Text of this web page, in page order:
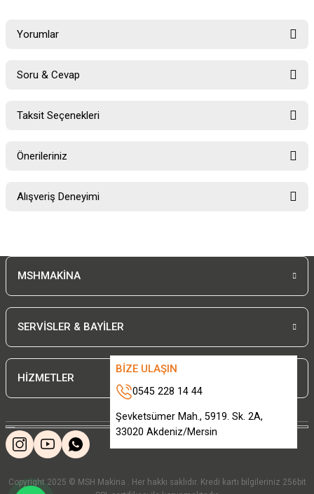
Yorumlar
Soru & Cevap
Taksit Seçenekleri
Önerileriniz
yetersiz gördüğünüz noktaları öneri formunu kullanarak tarafımıza
Ürün fiyatı diğer sitelerden daha pahalı.
Gönder
Alışveriş Deneyimi
Deneyimini Paylaş
MSHMAKİNA
SERVİSLER & BAYİLER
HİZMETLER
BİZE ULAŞIN
0545 228 14 44
Şevketsümer Mah., 5919. Sk. 2A,
33020 Akdeniz/Mersin
Copyright 2025 © MSH Makina . Her hakkı saklıdır. Kredi kartı bilgileriniz 256bit